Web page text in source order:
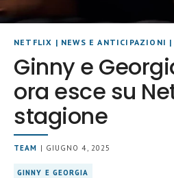
NETFLIX | NEWS E ANTICIPAZIONI |
Ginny e
ora esce su
stagione
TEAM | GIUGNO 4, 2025
GINNY E GEORGIA